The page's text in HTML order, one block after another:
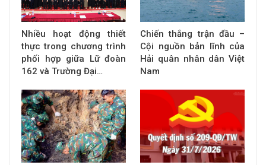
Nhiều hoạt động thiết
thực trong chương trình
phối hợp giữa Lữ đoàn
162 và Trường Đại…
Chiến thắng trận đầu –
Cội nguồn bản lĩnh của
Hải quân nhân dân Việt
Nam